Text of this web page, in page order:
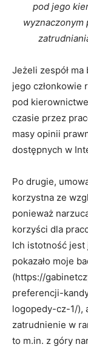
pod jego
wyznaczonym
Jeżeli zespół
jego członkowie
pod
czasie przez
masy opinii
dostępnych w
Po drugie,
korzystna ze
ponieważ
korzyści dla
Ich istotność jest
pokazało moje
(https://
preferencji-
logopedy-cz-1/),
zatrudnienie w
to m.in. z góry